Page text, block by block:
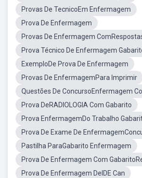
Provas De TecnicoEm Enfermagem
Prova De Enfermagem
Provas De Enfermagem
Prova Técnico De Enfermagem
ExemploDe Prova De Enfermagem
Provas De EnfermagemPara Imprimir
Questões De ConcursoEnfermagem
Prova DeRADIOLOGIA Com Gabarito
Prova EnfermagemDo Trabalho
Prova De Exame De
Pastilha ParaGabarito Enfermagem
Prova De Enfermagem Com
Prova De Enfermagem DeIDE Can